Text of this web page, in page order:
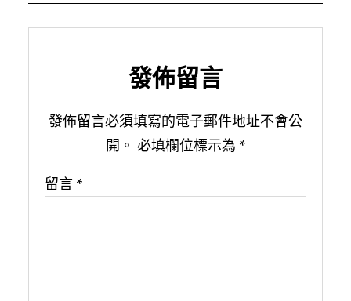
發佈留言
發佈留言必須填寫的電子郵件地址不會公
開。 必填欄位標示為 *
留言 *